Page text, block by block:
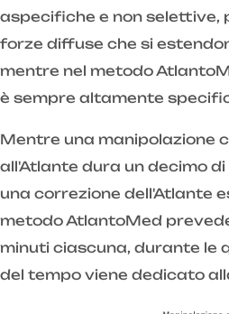
aspecifiche e non selettive,
forze diffuse che si
mentre nel metodo
è sempre altamente
Mentre una manipolazione
all'Atlante dura un decimo di
una correzione dell'Atlante
metodo AtlantoMed
minuti ciascuna, durante le
del tempo viene dedicato